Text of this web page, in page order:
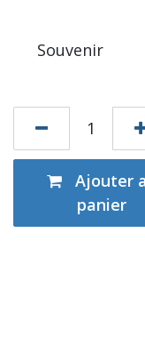
Souvenir
Ajouter
panier